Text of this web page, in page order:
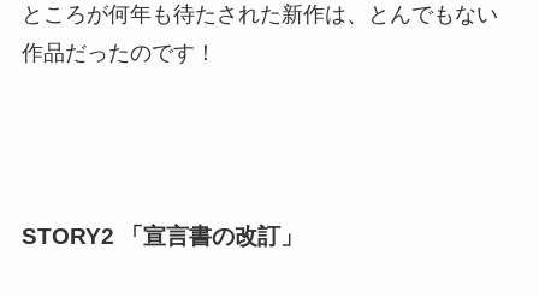
ところが何年も待たされた新作は、とんでもない
作品だったのです！
STORY2 「宣言書の改訂」